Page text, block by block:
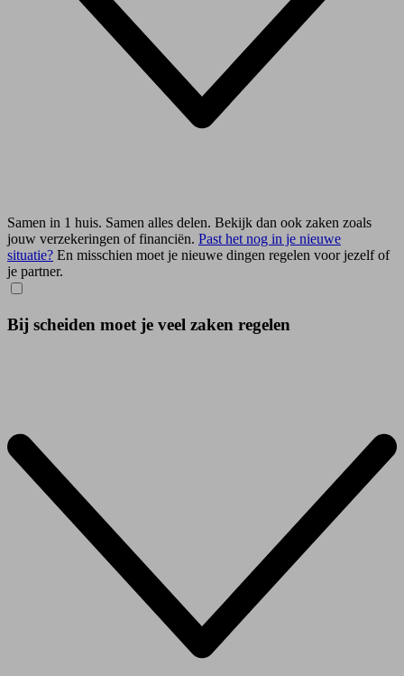
Samen in 1 huis. Samen alles delen. Bekijk dan ook zaken zoals
jouw verzekeringen of financiën. Past het nog in je nieuwe
situatie? En misschien moet je nieuwe dingen regelen voor jezelf of
je partner.
Bij scheiden moet je veel zaken regelen